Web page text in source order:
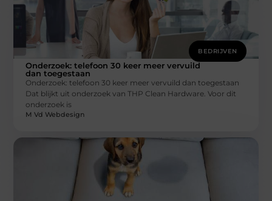
BEDRIJVEN
Onderzoek: telefoon 30 keer meer vervuild
dan toegestaan
Onderzoek: telefoon 30 keer meer vervuild dan toegestaan
Dat blijkt uit onderzoek van THP Clean Hardware. Voor dit
onderzoek is
M Vd Webdesign